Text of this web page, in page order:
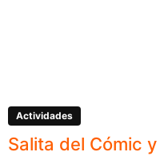
Actividades
Salita del Cómic